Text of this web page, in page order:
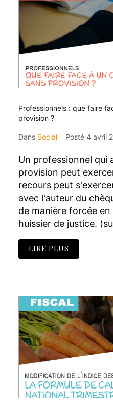
Professionnels : que faire
provision ?
Dans Social Posté 4 avril
Un professionnel qui
provision peut
recours peut
avec l'auteur du
de manière forcée
huissier de justice.
LIRE PLUS